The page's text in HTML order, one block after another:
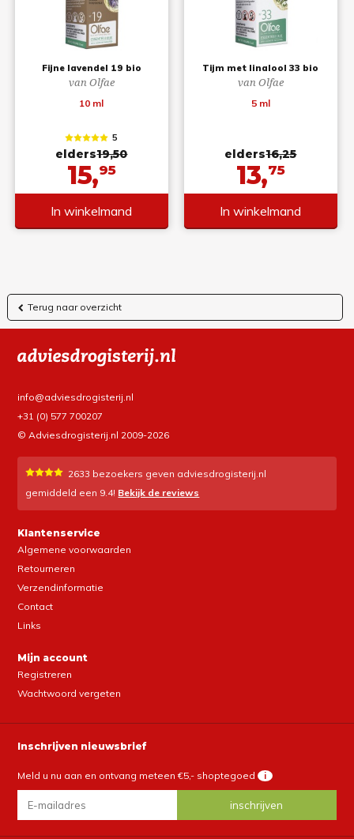
Fijne lavendel 19 bio
van Olfae
10 ml
5
elders19,50
15,95
In winkelmand
Tijm met linalool 33 bio
van Olfae
5 ml
elders16,25
13,75
In winkelmand
Terug naar overzicht
info@adviesdrogisterij.nl
+31 (0) 577 700207
© Adviesdrogisterij.nl 2009-2026
2633 bezoekers geven adviesdrogisterij.nl
gemiddeld een 9.4! Bekijk de reviews
Klantenservice
Algemene voorwaarden
Retourneren
Verzendinformatie
Contact
Links
Mijn account
Registreren
Wachtwoord vergeten
Inschrijven nieuwsbrief
Meld u nu aan en ontvang meteen €5,- shoptegoed i